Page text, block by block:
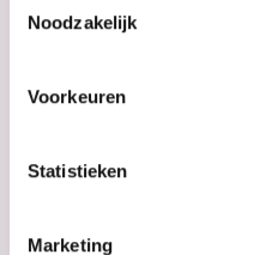
Noodzakelijk
Voorkeuren
Statistieken
Marketing
Helps return your
Ricinus